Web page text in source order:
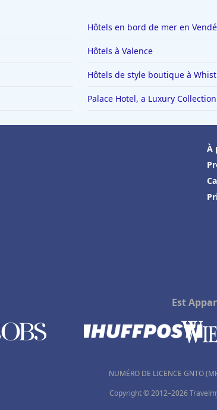
Hôtels en bord de mer en
Hôtels à Valence
Hôtels de style boutique à
Palace Hotel, a Luxury
À
Est
NUMÉRO DE LICENCE GNTO
Copyright © 2012–2026